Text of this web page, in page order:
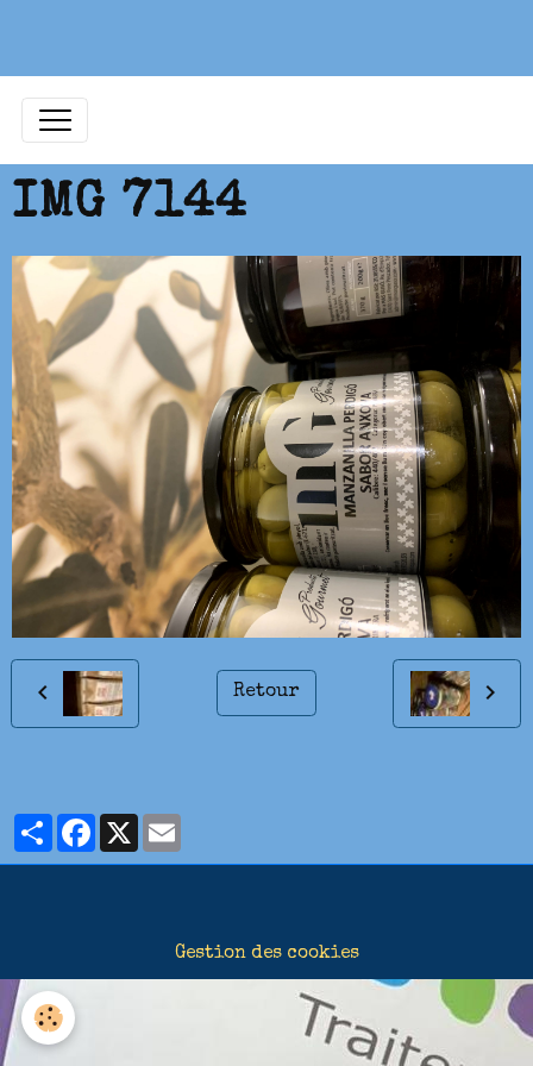
IMG 7144
Retour
PartagerFacebook
Gestion des cookies